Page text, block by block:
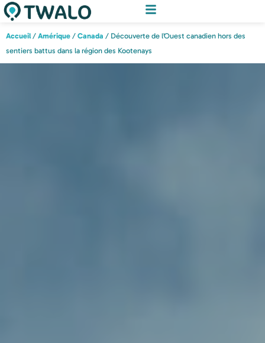
Accueil/ Amérique / Canada / Découverte de l’Ouest canadien hors des
sentiers battus dans la région des Kootenays